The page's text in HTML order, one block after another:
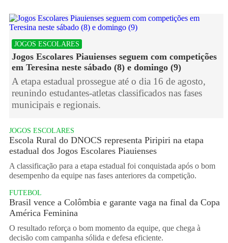
JOGOS ESCOLARES
Jogos Escolares Piauienses seguem com competições
em Teresina neste sábado (8) e domingo (9)
A etapa estadual prossegue até o dia 16 de agosto,
reunindo estudantes-atletas classificados nas fases
municipais e regionais.
JOGOS ESCOLARES
Escola Rural do DNOCS representa Piripiri na etapa
estadual dos Jogos Escolares Piauienses
A classificação para a etapa estadual foi conquistada após o bom
desempenho da equipe nas fases anteriores da competição.
FUTEBOL
Brasil vence a Colômbia e garante vaga na final da Copa
América Feminina
O resultado reforça o bom momento da equipe, que chega à
decisão com campanha sólida e defesa eficiente.